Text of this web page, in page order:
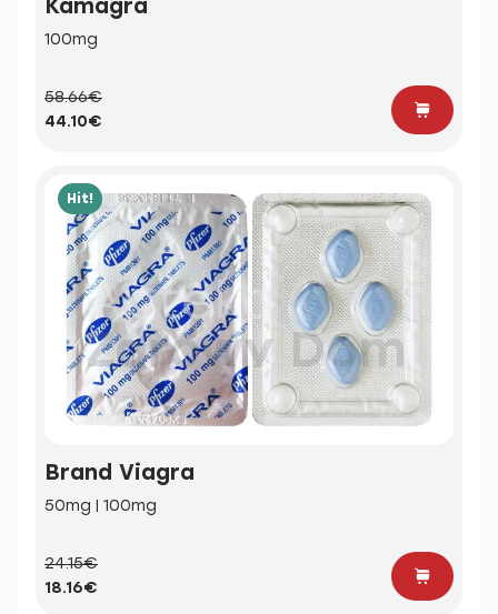
100mg
58.66€
44.10€
Hit!
Brand Viagra
50mg | 100mg
24.15€
18.16€